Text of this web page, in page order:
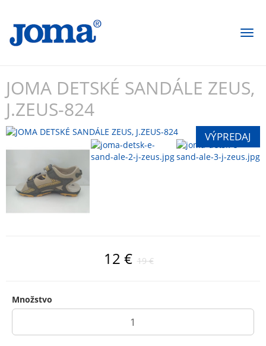
JOMA DETSKÉ SANDÁLE ZEUS,
J.ZEUS-824
12 € 19 €
Množstvo